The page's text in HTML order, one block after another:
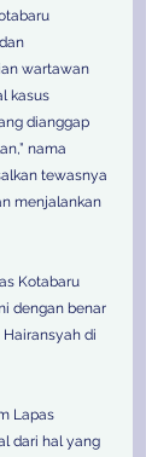
wartawan
kasus
dianggap
nama
tewasnya
menjalankan
Kotabaru
dengan benar
Hairansyah di
Lapas
dari hal yang